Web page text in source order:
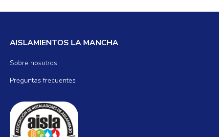
AISLAMIENTOS LA MANCHA
Sobre nosotros
Preguntas frecuentes